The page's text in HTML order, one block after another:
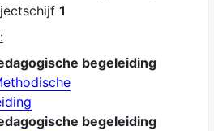
1
begeleiding
begeleiding